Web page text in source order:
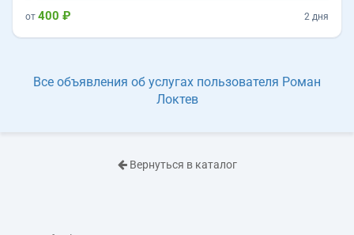
от 400 ₽ 2 дня
Все объявления об услугах пользователя Роман
Локтев
Вернуться в каталог